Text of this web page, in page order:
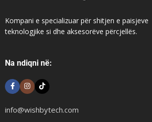
Kompani e specializuar për shitjen e paisjeve
teknologjike si dhe aksesorëve përcjellës.
Na ndiqni në:
info@wishbytech.com